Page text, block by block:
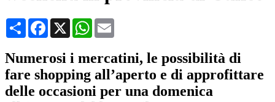
CondividiFacebook
X WhatsApp
Numerosi i mercatini, le possibilità di
fare shopping all’aperto e di approfittare
delle occasioni per una domenica